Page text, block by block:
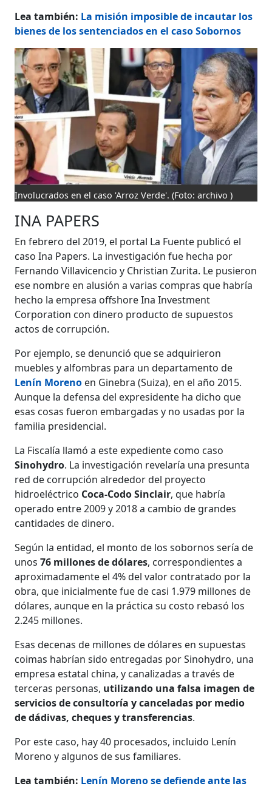
Lea también: La misión imposible de incautar los
bienes de los sentenciados en el caso Sobornos
Involucrados en el caso 'Arroz Verde'. (Foto: archivo )
INA PAPERS
En febrero del 2019, el portal La Fuente publicó el
caso Ina Papers. La investigación fue hecha por
Fernando Villavicencio y Christian Zurita. Le pusieron
ese nombre en alusión a varias compras que habría
hecho la empresa offshore Ina Investment
Corporation con dinero producto de supuestos
actos de corrupción.
Por ejemplo, se denunció que se adquirieron
muebles y alfombras para un departamento de
Lenín Moreno en Ginebra (Suiza), en el año 2015.
Aunque la defensa del expresidente ha dicho que
esas cosas fueron embargadas y no usadas por la
familia presidencial.
La Fiscalía llamó a este expediente como caso
Sinohydro. La investigación revelaría una presunta
red de corrupción alrededor del proyecto
hidroeléctrico Coca-Codo Sinclair, que habría
operado entre 2009 y 2018 a cambio de grandes
cantidades de dinero.
Según la entidad, el monto de los sobornos sería de
unos76 millones de dólares, correspondientes a
aproximadamente el 4% del valor contratado por la
obra, que inicialmente fue de casi 1.979 millones de
dólares, aunque en la práctica su costo rebasó los
2.245 millones.
Esas decenas de millones de dólares en supuestas
coimas habrían sido entregadas por Sinohydro, una
empresa estatal china, y canalizadas a través de
terceras personas, utilizando una falsa imagen de
servicios de consultoría y canceladas por medio
de dádivas, cheques y transferencias.
Por este caso, hay 40 procesados, incluido Lenín
Moreno y algunos de sus familiares.
Lea también: Lenín Moreno se defiende ante las